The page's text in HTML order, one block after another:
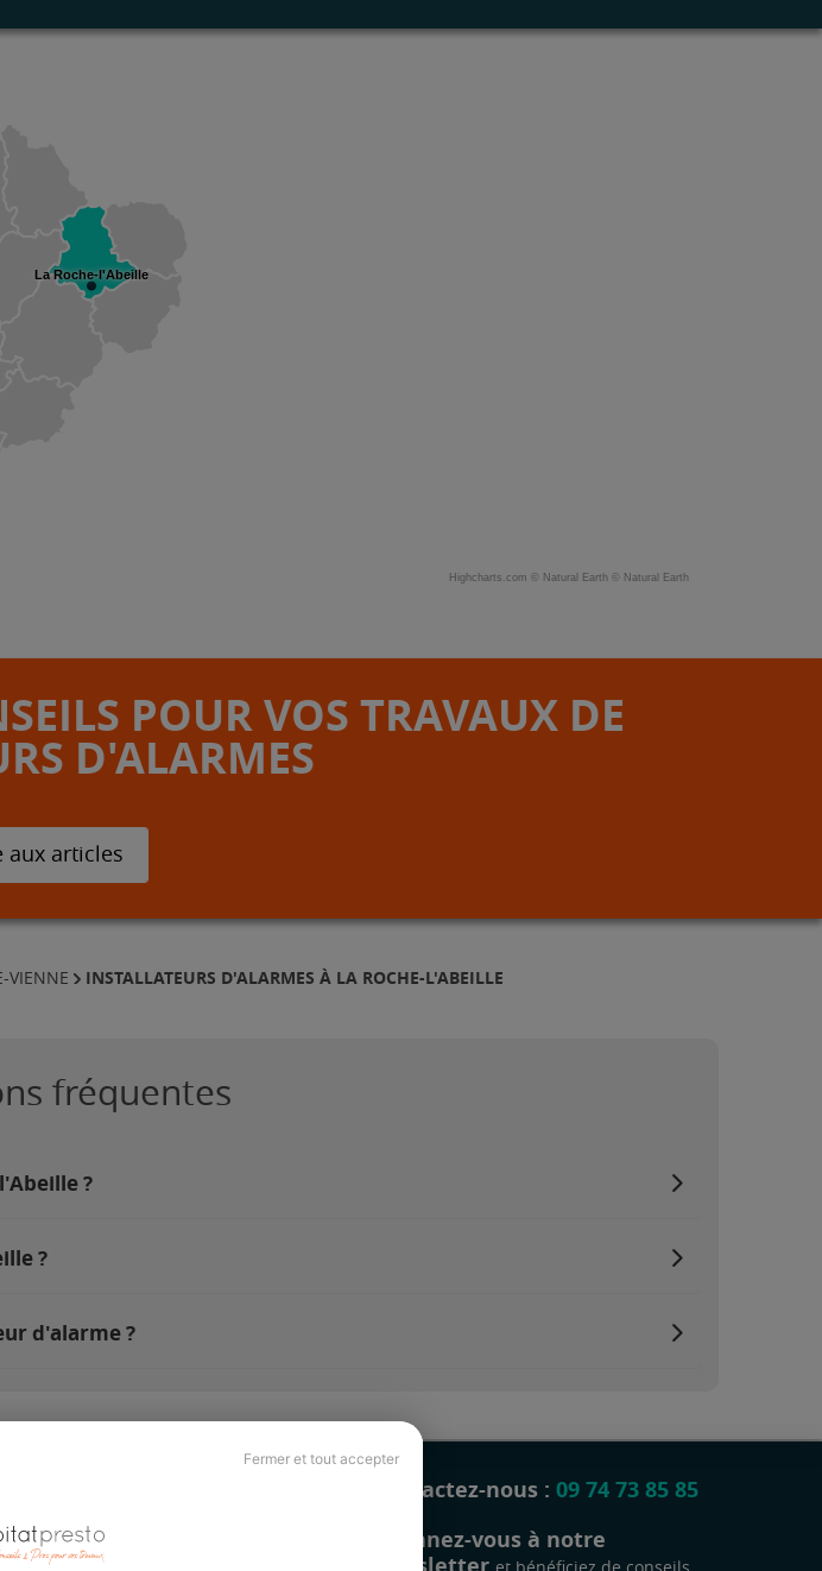
Fermer et tout accepter
La Roche-l'Abeille
Highcharts.com © Natural Earth © Natural Earth
POUR VOS TRAVAUX DE
D'ALARMES
aux articles
VIENNE INSTALLATEURS D'ALARMES À LA ROCHE-L'ABEILLE
fréquentes
?
?
d'alarme ?
Contactez-nous : 09 74 73 85 85
Abonnez-vous à notre